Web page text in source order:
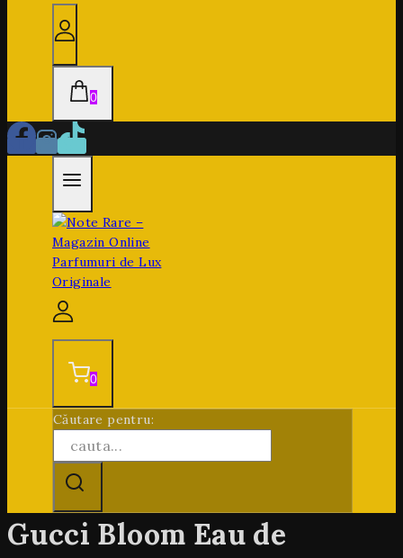
0
0
Căutare pentru:
Gucci Bloom Eau de